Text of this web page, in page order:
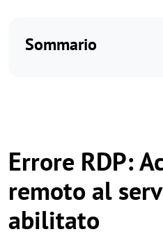
Sommario
Errore RDP:
remoto al
abilitato